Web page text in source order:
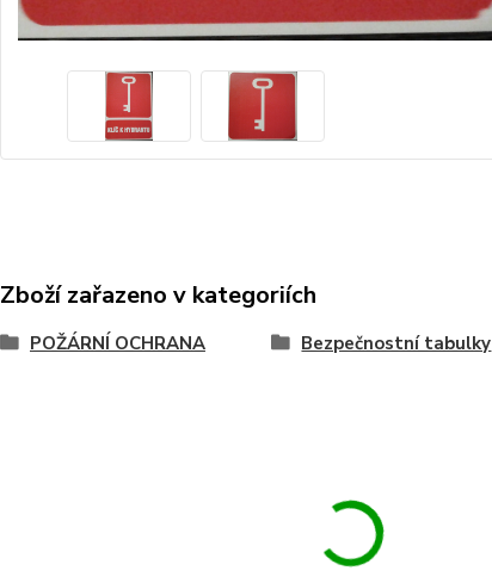
Zboží zařazeno v kategoriích
POŽÁRNÍ OCHRANA Bezpečnostní tabulky